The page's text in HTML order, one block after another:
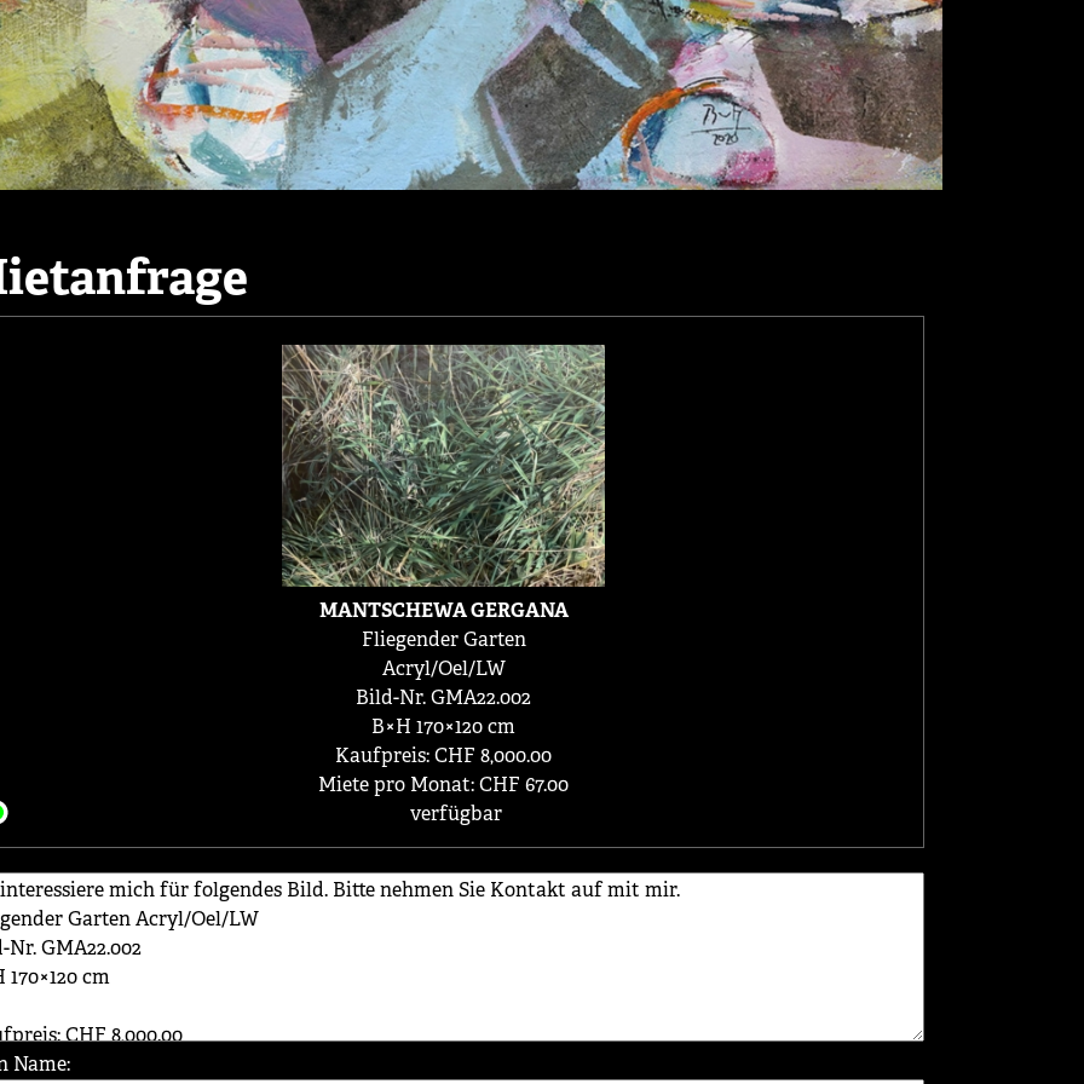
MANTSCHEWA GERGANA
Fliegender Garten
Acryl/Oel/LW
Bild-Nr. GMA22.002
B×H 170×120 cm
Kaufpreis: CHF 8,000.00
Miete pro Monat: CHF 67.00
verfügbar
Name: